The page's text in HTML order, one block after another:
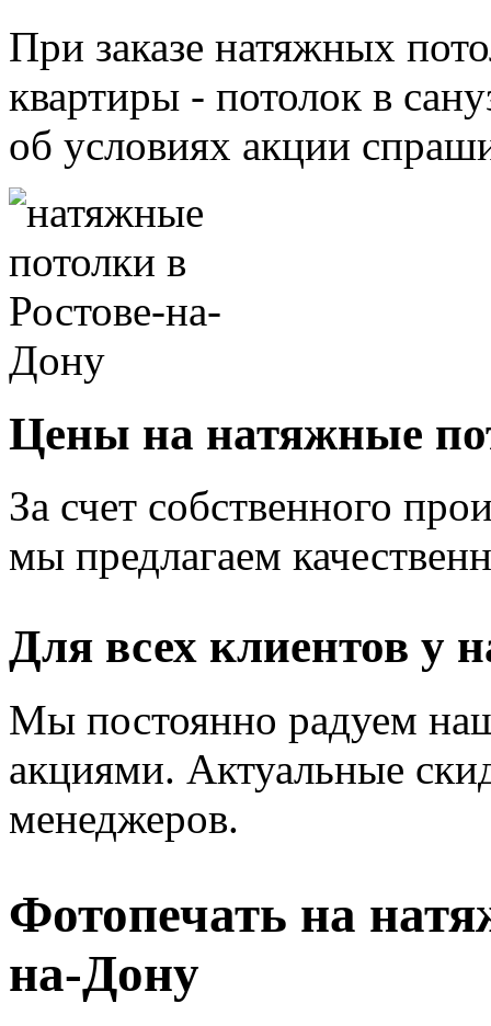
При заказе натяжных
квартиры - потолок в
об условиях акции
Цены на натяжные
За счет собственного
мы предлагаем
Для всех клиентов у
Мы постоянно радуем
акциями. Актуальные
менеджеров.
Фотопечать на
на-Дону